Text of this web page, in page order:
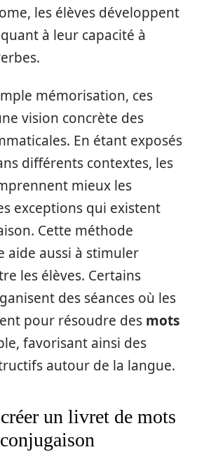
les élèves développent
à leur capacité à
mémorisation, ces
vision concrète des
En étant exposés
différents contextes, les
mieux les
exceptions qui existent
Cette méthode
aide aussi à stimuler
les élèves. Certains
des séances où les
pour résoudre des mots
favorisant ainsi des
autour de la langue.
un livret de mots